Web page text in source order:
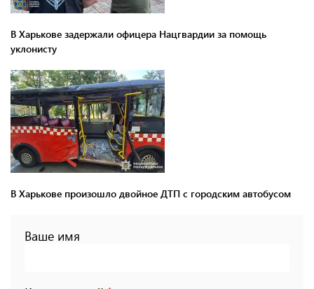
В Харькове задержали офицера Нацгвардии за помощь
уклонисту
В Харькове произошло двойное ДТП с городским автобусом
Ваше имя